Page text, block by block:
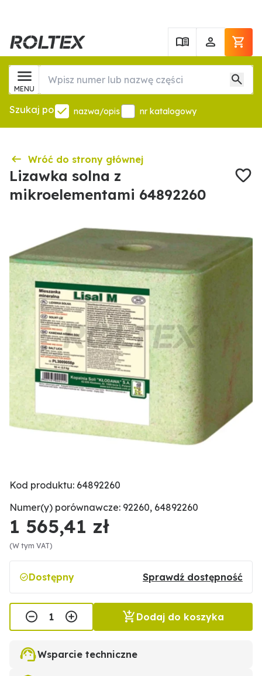
MENU
Szukaj po nazwa/opis nr katalogowy
Wróć do strony głównej
Lizawka solna z
mikroelementami 64892260
Kod produktu: 64892260
Numer(y) porównawcze: 92260, 64892260
1 565,41 zł
(W tym VAT)
Dostępny Sprawdź dostępność
Dodaj do koszyka
Wsparcie techniczne